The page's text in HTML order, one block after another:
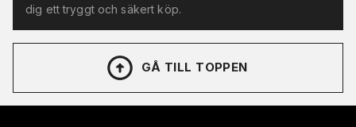
dig ett tryggt och säkert köp.
GÅ TILL TOPPEN